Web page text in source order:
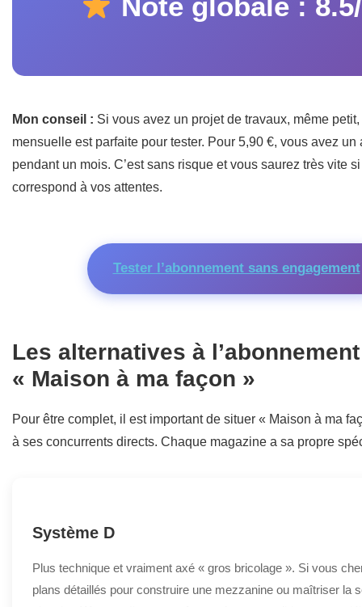
Mon conseil : Si vous avez un projet de travaux, même
mensuelle est parfaite pour tester. Pour 5,90 €, vous avez un
pendant un mois. C’est sans risque et vous saurez très vite
correspond à vos attentes.
Tester l’abonnement sans engagement
Les alternatives à l’abonnement
« Maison à ma façon »
Pour être complet, il est important de situer « Maison à ma
à ses concurrents directs. Chaque magazine a sa propre
Système D
Plus technique et vraiment axé « gros bricolage ». Si vous
plans détaillés pour construire une mezzanine ou maîtriser la